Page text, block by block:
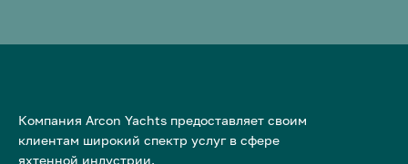
Компания Arcon Yachts предоставляет своим
клиентам широкий спектр услуг в сфере
яхтенной индустрии.